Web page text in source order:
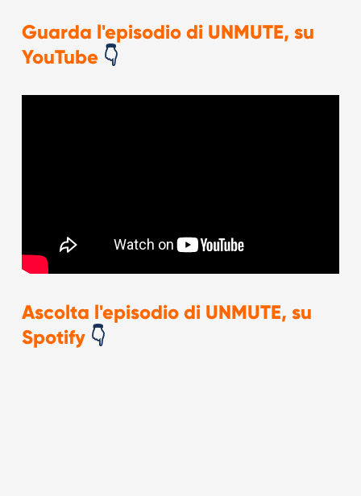
Guarda l'episodio di UNMUTE, su
YouTube👇
Ascolta l'episodio di UNMUTE, su
Spotify 👇